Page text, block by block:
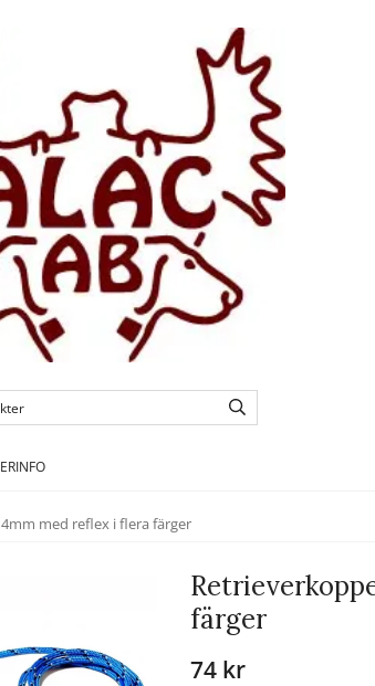
med reflex i flera färger
färger
74 kr